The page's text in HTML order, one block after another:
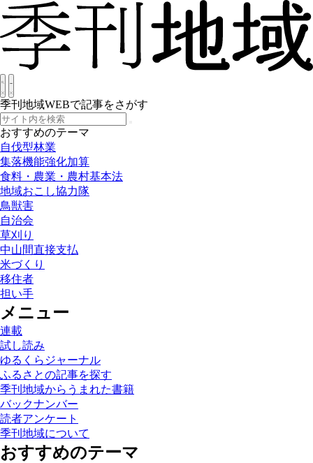
季刊地域WEBで記事をさがす
おすすめのテーマ
自伐型林業
集落機能強化加算
食料・農業・農村基本法
地域おこし協力隊
鳥獣害
自治会
草刈り
中山間直接支払
米づくり
移住者
担い手
メニュー
連載
試し読み
ゆるくらジャーナル
ふるさとの記事を探す
季刊地域からうまれた書籍
バックナンバー
読者アンケート
季刊地域について
おすすめのテーマ